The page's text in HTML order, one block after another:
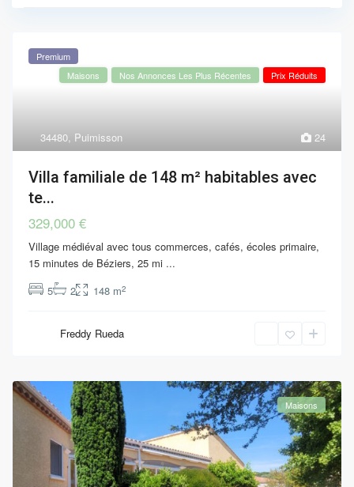
24
34480, Puimisson
Premium
Maisons
Nos Annonces Les Plus Récentes Prix Réduits
Villa familiale de 148 m² habitables avec
te...
329,000 €
Village médiéval avec tous commerces, cafés, écoles primaire,
15 minutes de Béziers, 25 mi ...
5
2 148 m2
Freddy Rueda
Maisons